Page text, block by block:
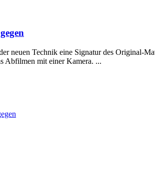
neuen Technik eine Signatur des Original-
Abfilmen mit einer Kamera. ...